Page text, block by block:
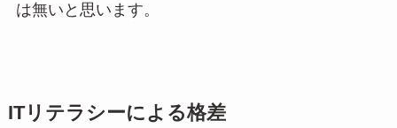
は無いと思います。
ITリテラシーによる格差